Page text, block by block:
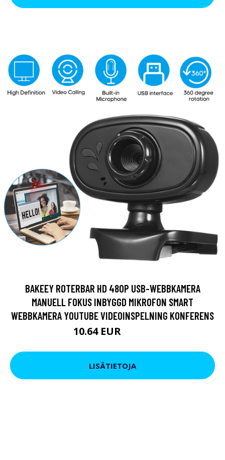
BAKEEY ROTERBAR HD 480P USB-WEBBKAMERA
MANUELL FOKUS INBYGGD MIKROFON SMART
WEBBKAMERA YOUTUBE VIDEOINSPELNING KONFERENS
10.64 EUR
LISÄTIETOJA